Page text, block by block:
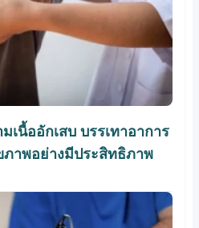
เนื้ออักเสบ บรรเทาอาการ
าพอย่างมีประสิทธิภาพ